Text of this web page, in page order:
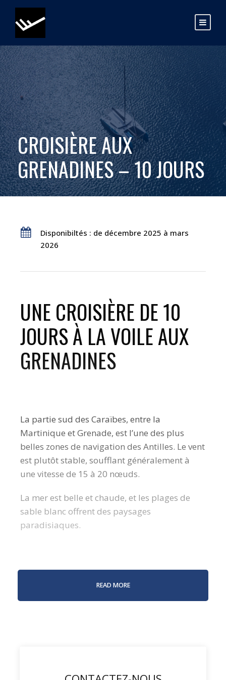
CROISIÈRE AUX
GRENADINES – 10 JOURS
Disponibiltés : de décembre 2025 à mars
2026
UNE CROISIÈRE DE 10
JOURS À LA VOILE AUX
GRENADINES
La partie sud des Caraïbes, entre la
Martinique et Grenade, est l’une des plus
belles zones de navigation des Antilles. Le vent
est plutôt stable, soufflant généralement à
une vitesse de 15 à 20 nœuds.
La mer est belle et chaude, et les plages de
sable blanc offrent des paysages
paradisiaques.
En croisière à bord de l’ORC57 Avel Vaez, vous
visiterez plusieurs îles de la région : Sainte-
Lucie, Saint-Vincent et, plus au sud, l’archipel
READ MORE